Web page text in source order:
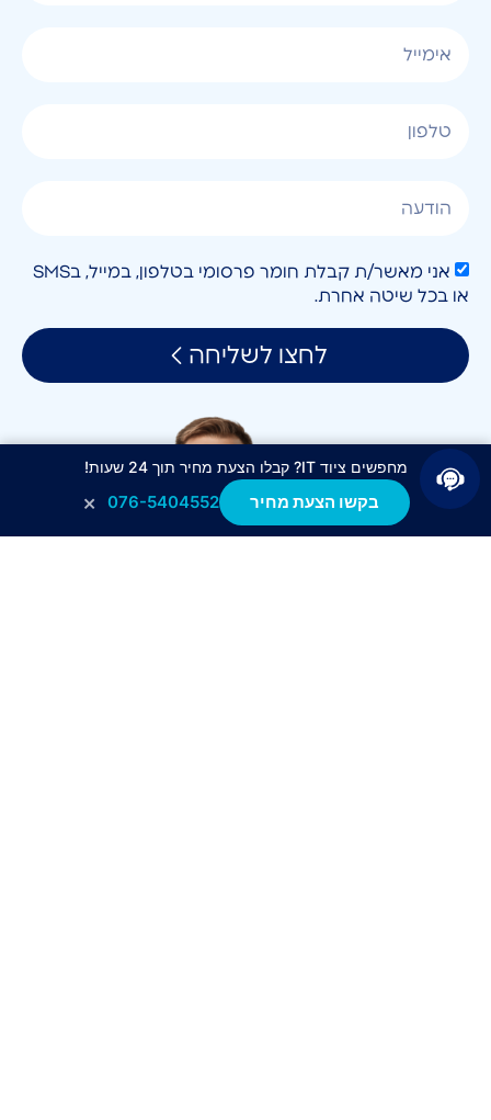
אני מאשר/ת קבלת חומר פרסומי בטלפון, במייל, בSMS
או בכל שיטה אחרת.
לחצו לשליחה
מחפשים ציוד IT? קבלו הצעת מחיר תוך 24 שעות!
בקשו הצעת מחיר 076-5404552
×